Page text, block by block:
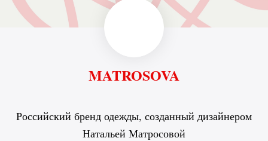
MATROSOVA
Российский бренд одежды, созданный дизайнером
Натальей Матросовой